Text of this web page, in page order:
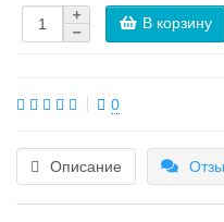
В корзину
0
Описание